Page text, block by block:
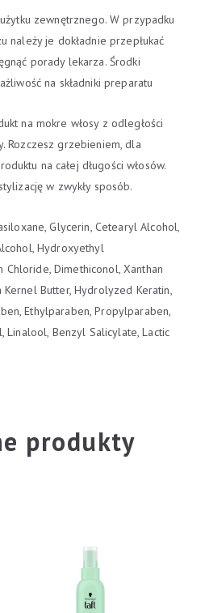
zewnętrznego. W przypadku
należy je dokładnie przepłukać
porady lekarza. Środki
na składniki preparatu
na mokre włosy z odległości
Rozczesz grzebieniem, dla
na całej długości włosów.
w zwykły sposób.
Glycerin, Cetearyl Alcohol,
Hydroxyethyl
Dimethiconol, Xanthan
Kernel Butter, Hydrolyzed Keratin,
Ethylparaben, Propylparaben,
Linalool, Benzyl Salicylate, Lactic
produkty